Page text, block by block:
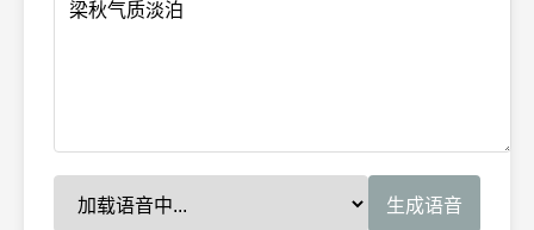
生成语音